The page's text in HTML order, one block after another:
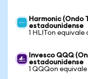
Harmonic (Ondo
estadounidense
1 HLITon equivale
Invesco QQQ
estadounidense
1 QQQon